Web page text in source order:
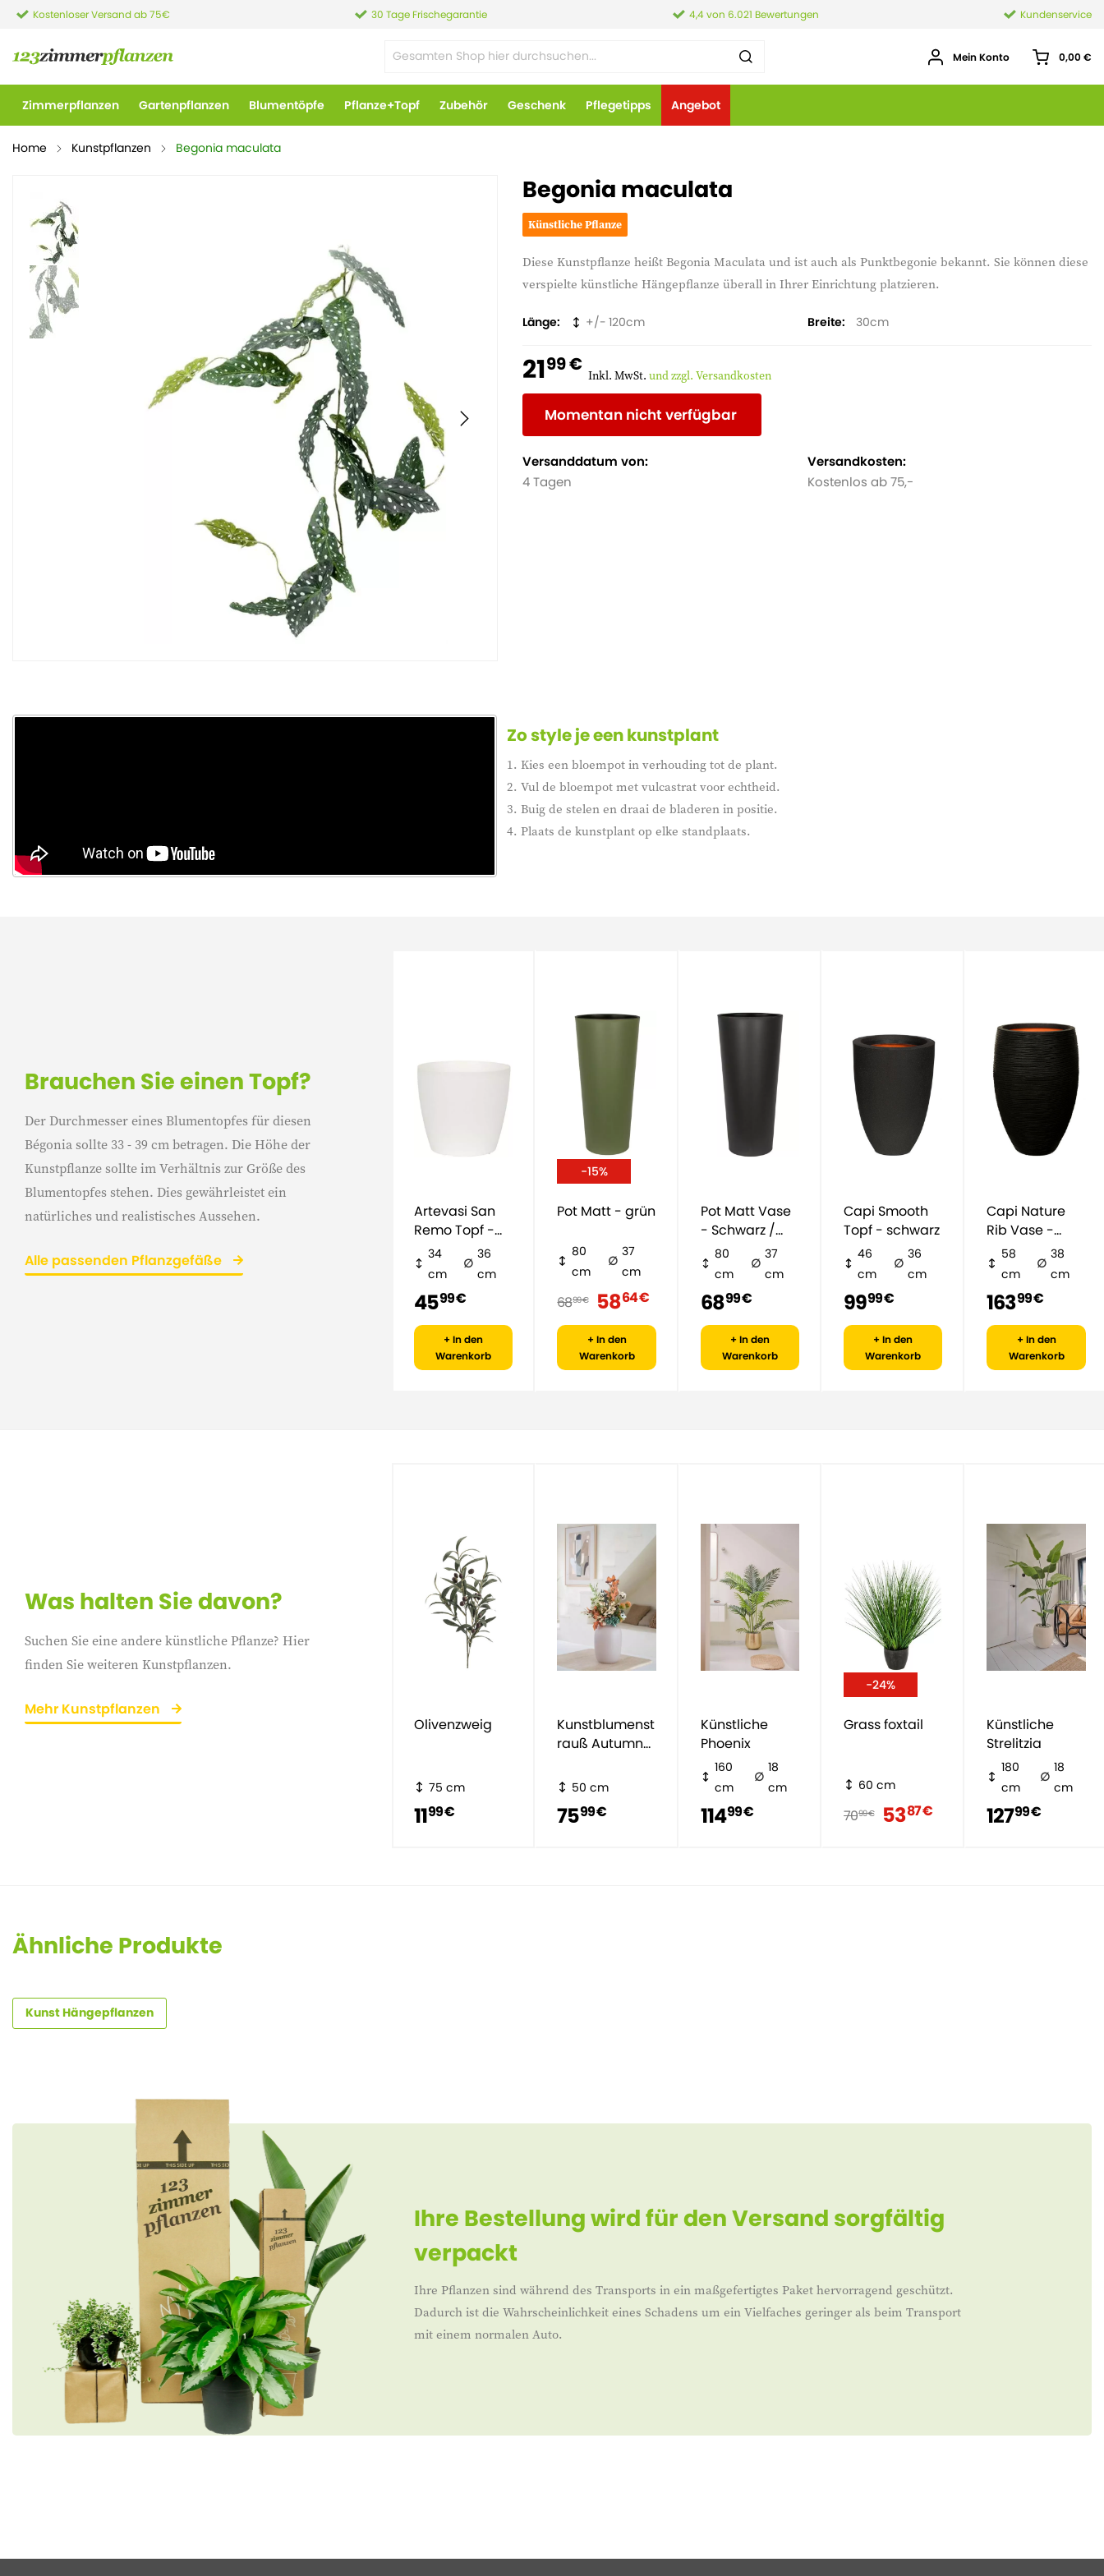
Kostenloser Versand ab 75€ 30 Tage Frischegarantie 4,4 von 6.021 Bewertungen Kundenservice
Mein Konto 0,00 €
Zimmerpflanzen Gartenpflanzen Blumentöpfe Pflanze+Topf Zubehör Geschenk Pflegetipps Angebot
Home Kunstpflanzen Begonia maculata
Begonia maculata
Künstliche Pflanze
Diese Kunstpflanze heißt Begonia Maculata und ist auch als Punktbegonie bekannt. Sie können diese
verspielte künstliche Hängepflanze überall in Ihrer Einrichtung platzieren.
Länge 120 Breite 30
2199 € Inkl. MwSt.und zzgl. Versandkosten
Momentan nicht verfügbar
Versanddatum von:
4 Tagen
Versandkosten:
Kostenlos ab 75,-
Brauchen Sie einen Topf?
Der Durchmesser eines Blumentopfes für diesen
Bégonia sollte 33 - 39 cm betragen. Die Höhe der
Kunstpflanze sollte im Verhältnis zur Größe des
Blumentopfes stehen. Dies gewährleistet ein
natürliches und realistisches Aussehen.
Alle passenden Pflanzgefäße
Artevasi San
Remo Topf -
weiß
34
cm
36
cm
4599 €
+ In den
Warenkorb
-15%
Pot Matt - grün
80
cm
37
cm
6899 € 5864 €
+ In den
Warenkorb
Pot Matt Vase
- Schwarz /
Anthrazit
80
cm
37
cm
6899 €
+ In den
Warenkorb
Capi Smooth
Topf - schwarz
46
cm
36
cm
9999 €
+ In den
Warenkorb
Capi Nature
Rib Vase -
schwarz
58
cm
38
cm
16399 €
+ In den
Warenkorb
Was halten Sie davon?
Suchen Sie eine andere künstliche Pflanze? Hier
finden Sie weiteren Kunstpflanzen.
Mehr Kunstpflanzen
Olivenzweig
75 cm
1199 €
Kunstblumenst
rauß Autumn
50 cm
7599 €
Künstliche
Phoenix
160
cm
18
cm
11499 €
-24%
Grass foxtail
60 cm
7099 € 5387 €
Künstliche
Strelitzia
180
cm
18
cm
12799 €
Ähnliche Produkte
Kunst Hängepflanzen
Zo style je een kunstplant
1. Kies een bloempot in verhouding tot de plant.
2. Vul de bloempot met vulcastrat voor echtheid.
3. Buig de stelen en draai de bladeren in positie.
4. Plaats de kunstplant op elke standplaats.
Ihre Bestellung wird für den Versand sorgfältig
verpackt
Ihre Pflanzen sind während des Transports in ein maßgefertigtes Paket hervorragend geschützt.
Dadurch ist die Wahrscheinlichkeit eines Schadens um ein Vielfaches geringer als beim Transport
mit einem normalen Auto.